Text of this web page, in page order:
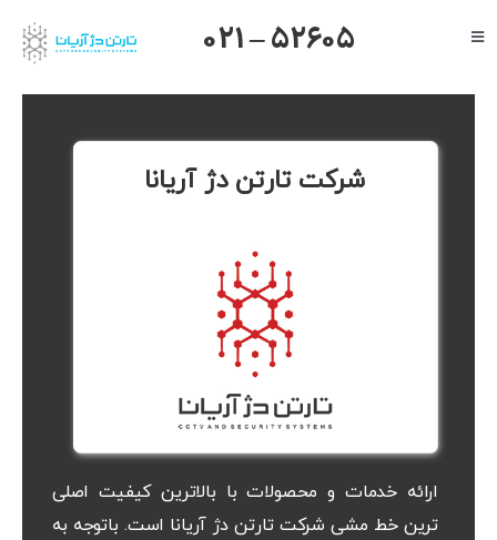
to
Toggle
021 – 52605
ارائه خدمات و محصولات با بالاترین کیفیت اصلی
ترین خط مشی شرکت تارتن دژ آریانا است. باتوجه به
شرکت تارتن دژ آریانا